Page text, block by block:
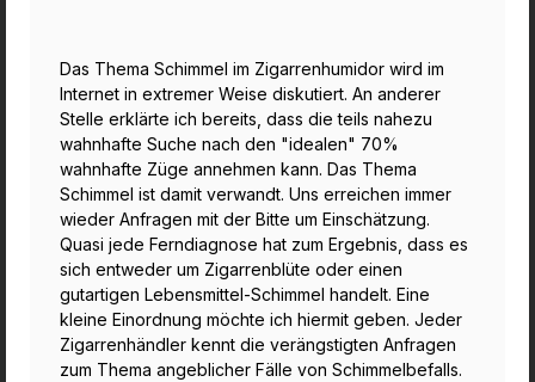
Das Thema Schimmel im Zigarrenhumidor wird im
Internet in extremer Weise diskutiert. An anderer
Stelle erklärte ich bereits, dass die teils nahezu
wahnhafte Suche nach den "idealen" 70%
wahnhafte Züge annehmen kann. Das Thema
Schimmel ist damit verwandt. Uns erreichen immer
wieder Anfragen mit der Bitte um Einschätzung.
Quasi jede Ferndiagnose hat zum Ergebnis, dass es
sich entweder um Zigarrenblüte oder einen
gutartigen Lebensmittel-Schimmel handelt. Eine
kleine Einordnung möchte ich hiermit geben. Jeder
Zigarrenhändler kennt die verängstigten Anfragen
zum Thema angeblicher Fälle von Schimmelbefalls.